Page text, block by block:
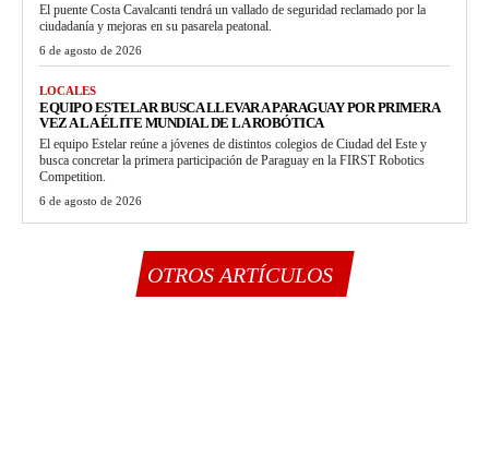
El puente Costa Cavalcanti tendrá un vallado de seguridad reclamado por la
ciudadanía y mejoras en su pasarela peatonal.
6 de agosto de 2026
LOCALES
EQUIPO ESTELAR BUSCA LLEVAR A PARAGUAY POR PRIMERA
VEZ A LA ÉLITE MUNDIAL DE LA ROBÓTICA
El equipo Estelar reúne a jóvenes de distintos colegios de Ciudad del Este y
busca concretar la primera participación de Paraguay en la FIRST Robotics
Competition.
6 de agosto de 2026
OTROS ARTÍCULOS